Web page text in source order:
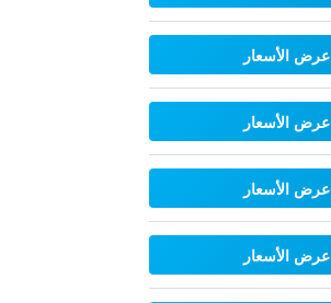
عرض الأسعار
عرض الأسعار
عرض الأسعار
عرض الأسعار